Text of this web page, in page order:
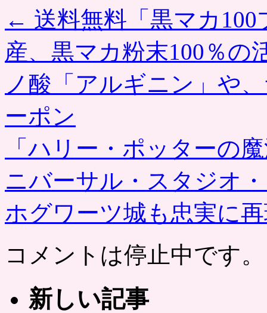
← 送料無料「黒マカ
産、黒マカ粉末100％の
ノ酸「アルギニン」や
ーポン
「ハリー・ポッターの
ニバーサル・スタジオ
ホグワーツ城も忠実に
コメントは停止中です。
新しい記事